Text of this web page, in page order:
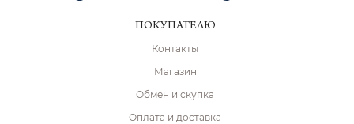
ПОКУПАТЕЛЮ
Контакты
Магазин
Обмен и скупка
Оплата и доставка